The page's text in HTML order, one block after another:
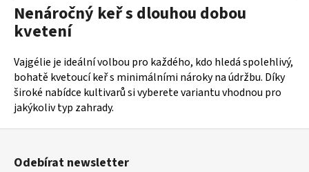
Nenáročný keř s dlouhou dobou
kvetení
Vajgélie je ideální volbou pro každého, kdo hledá spolehlivý,
bohatě kvetoucí keř s minimálními nároky na údržbu. Díky
široké nabídce kultivarů si vyberete variantu vhodnou pro
jakýkoliv typ zahrady.
Z
Odebírat newsletter